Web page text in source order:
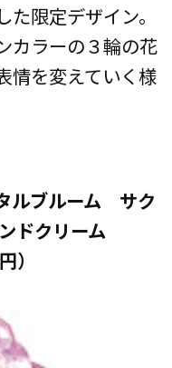
限定デザイン。
カラーの３輪の花
情を変えていく様
ルブルーム サク
ドクリーム